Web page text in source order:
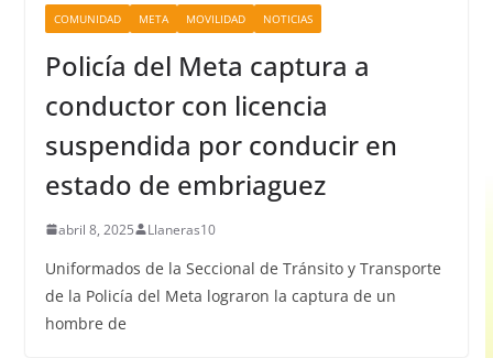
COMUNIDAD META MOVILIDAD NOTICIAS
Policía del Meta captura a
conductor con licencia
suspendida por conducir en
estado de embriaguez
abril 8, 2025 Llaneras10
Uniformados de la Seccional de Tránsito y Transporte
de la Policía del Meta lograron la captura de un
hombre de